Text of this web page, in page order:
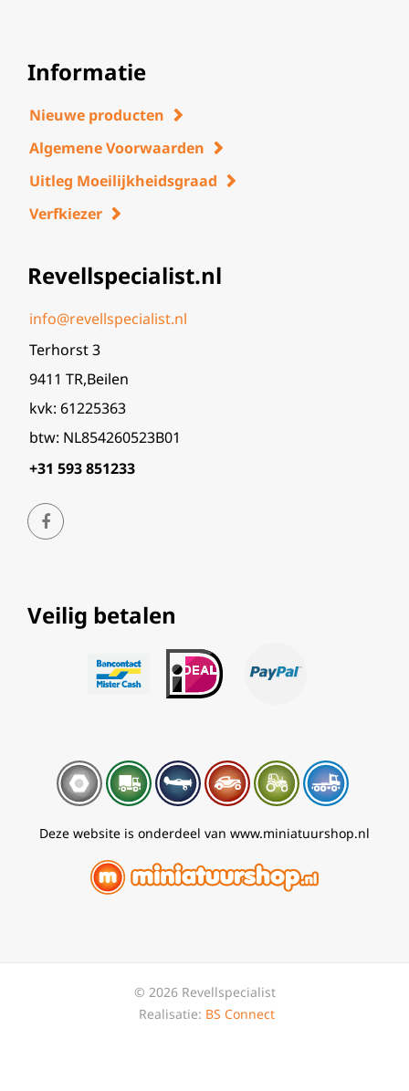
Informatie
Nieuwe producten
Algemene Voorwaarden
Uitleg Moeilijkheidsgraad
Verfkiezer
Revellspecialist.nl
info@revellspecialist.nl
Terhorst 3
9411 TR,Beilen
kvk: 61225363
btw: NL854260523B01
+31 593 851233
Veilig betalen
Deze website is onderdeel van www.miniatuurshop.nl
© 2026 Revellspecialist
Realisatie: BS Connect